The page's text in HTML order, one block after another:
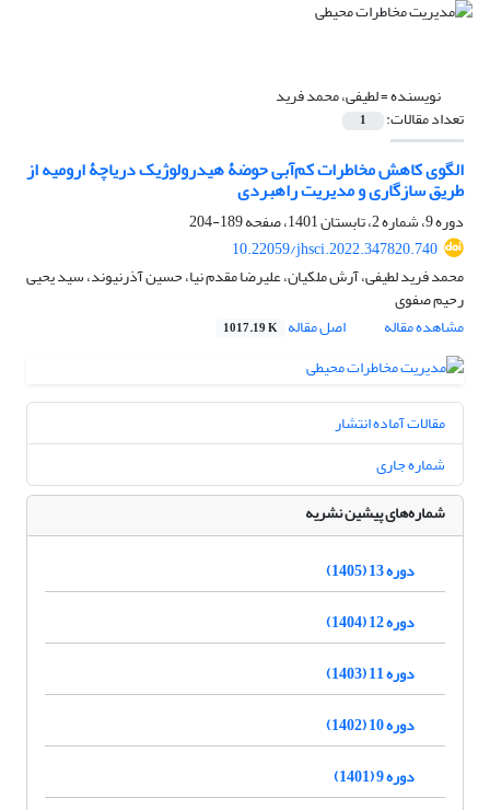
نویسنده =لطیفی، محمد فرید
تعداد مقالات: 1
الگوی کاهش مخاطرات کم‌آبی حوضۀ هیدرولوژیک دریاچۀ ارومیه از
طریق سازگاری و مدیریت راهبردی
دوره 9، شماره 2، تابستان 1401، صفحه
189-204
10.22059/jhsci.2022.347820.740
محمد فرید لطیفی، آرش ملکیان، علیرضا مقدم نیا، حسین آذرنیوند، سید یحیی
رحیم صفوی
مشاهده مقاله
اصل مقاله 1017.19 K
مقالات آماده انتشار
شماره جاری
شماره‌های پیشین نشریه
دوره 13 (1405)
دوره 12 (1404)
دوره 11 (1403)
دوره 10 (1402)
دوره 9 (1401)